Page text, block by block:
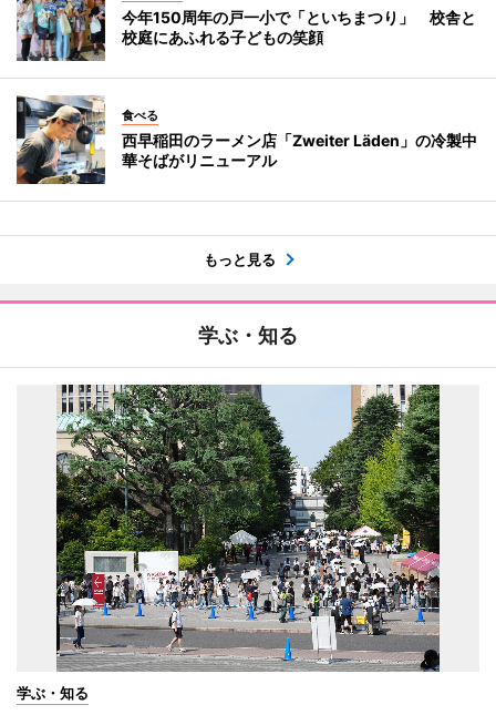
今年150周年の戸一小で「といちまつり」 校舎と
校庭にあふれる子どもの笑顔
食べる
西早稲田のラーメン店「Zweiter Läden」の冷製中
華そばがリニューアル
もっと見る
学ぶ・知る
学ぶ・知る